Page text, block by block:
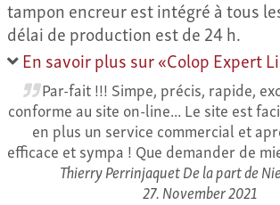
tampon encreur est intégré à tous
délai de production est de 24 h.
En savoir plus sur «Colop Expert
Par-fait !!! Simpe, précis, rapide,
conforme au site on-line... Le site est
en plus un service commercial et
efficace et sympa ! Que demander de
Thierry Perrinjaquet De la part de
27. November 2021